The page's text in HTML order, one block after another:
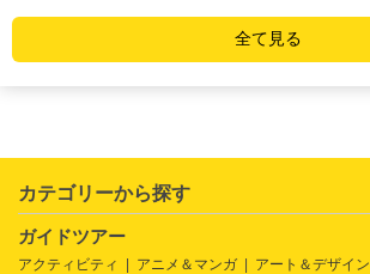
全て見る
カテゴリーから探す
ガイドツアー
アクティビティ アニメ＆マンガ アート＆デザイン